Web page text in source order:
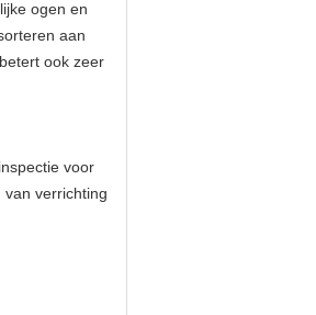
ogen en
aan
ook zeer
voor
verrichting